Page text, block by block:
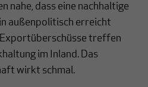
nahe, dass eine nachhaltige
außenpolitisch erreicht
treffen
im Inland. Das
wirkt schmal.